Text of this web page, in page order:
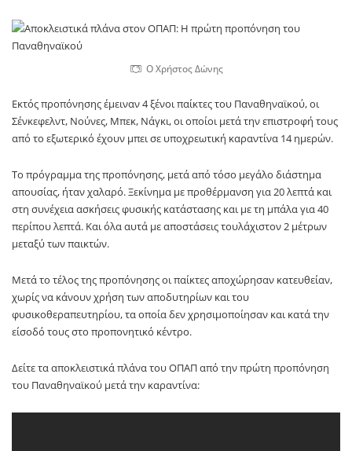
Ο Χρήστος Δώνης
Εκτός προπόνησης έμειναν 4 ξένοι παίκτες του Παναθηναϊκού, οι
Σένκεφελντ, Νούνες, Μπεκ, Νάγκι, οι οποίοι μετά την επιστροφή τους
από το εξωτερικό έχουν μπει σε υποχρεωτική καραντίνα 14 ημερών.
Το πρόγραμμα της προπόνησης, μετά από τόσο μεγάλο διάστημα
απουσίας, ήταν χαλαρό. Ξεκίνημα με προθέρμανση για 20 λεπτά και
στη συνέχεια ασκήσεις φυσικής κατάστασης και με τη μπάλα για 40
περίπου λεπτά. Και όλα αυτά με αποστάσεις τουλάχιστον 2 μέτρων
μεταξύ των παικτών.
Μετά το τέλος της προπόνησης οι παίκτες αποχώρησαν κατευθείαν,
χωρίς να κάνουν χρήση των αποδυτηρίων και του
φυσικοθεραπευτηρίου, τα οποία δεν χρησιμοποίησαν και κατά την
είσοδό τους στο προπονητικό κέντρο.
Δείτε τα αποκλειστικά πλάνα του ΟΠΑΠ από την πρώτη προπόνηση
του Παναθηναϊκού μετά την καραντίνα: